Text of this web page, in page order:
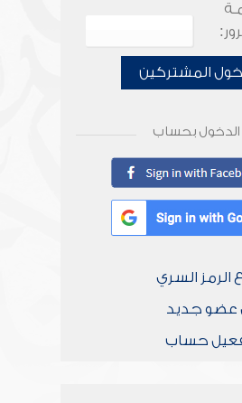
المشتركين
الدخول بحساب
الرمز السري
عضو جديد
حساب